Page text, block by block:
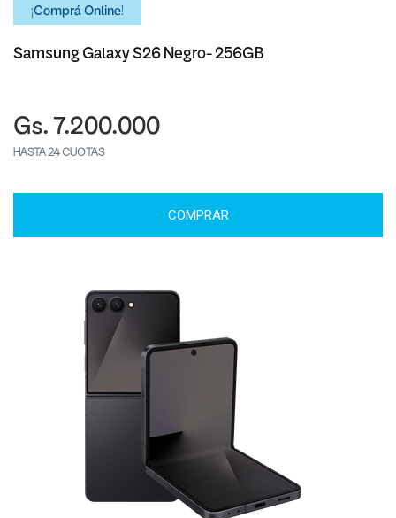
¡Comprá Online!
Samsung Galaxy S26 Negro- 256GB
Gs. 7.200.000
HASTA 24 CUOTAS
COMPRAR